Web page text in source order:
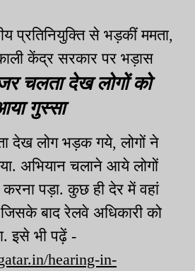
प्रतिनियुक्ति से भड़कीं ममता,
केंद्र सरकार पर भड़ास
चलता देख लोगों को
गुस्सा
देख लोग भड़क गये, लोगों ने
अभियान चलाने आये लोगों
करना पड़ा. कुछ ही देर में वहां
बाद रेलवे अधिकारी को
इसे भी पढ़ें -
hearing-in-